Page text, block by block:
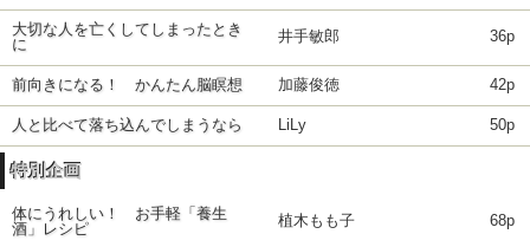
大切な人を亡くしてしまったとき
に
井手敏郎 36p
前向きになる！ かんたん脳瞑想 加藤俊徳 42p
人と比べて落ち込んでしまうなら LiLy 50p
特別企画
体にうれしい！ お手軽「養生
酒」レシピ
植木もも子 68p